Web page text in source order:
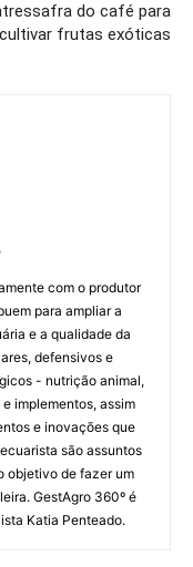
do café para
cultivar frutas exóticas
com o produtor
para ampliar a
e a qualidade da
defensivos e
- nutrição animal,
implementos, assim
e inovações que
são assuntos
objetivo de fazer um
GestAgro 360º é
Katia Penteado.